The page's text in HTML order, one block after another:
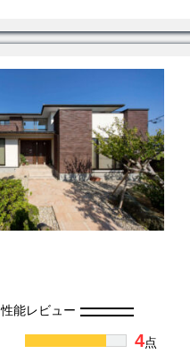
性能レビュー
4点